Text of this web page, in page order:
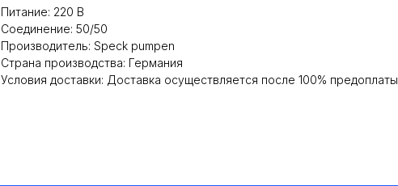
Питание: 220 В
Cоединение: 50/50
Производитель: Speck pumpen
Cтрана производства: Германия
Условия доставки: Доставка осуществляется после 100% предоплаты